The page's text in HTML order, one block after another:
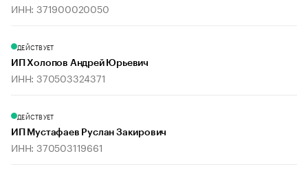
ИНН: 371900020050
ДЕЙСТВУЕТ
ИП Холопов Андрей Юрьевич
ИНН: 370503324371
ДЕЙСТВУЕТ
ИП Мустафаев Руслан Закирович
ИНН: 370503119661